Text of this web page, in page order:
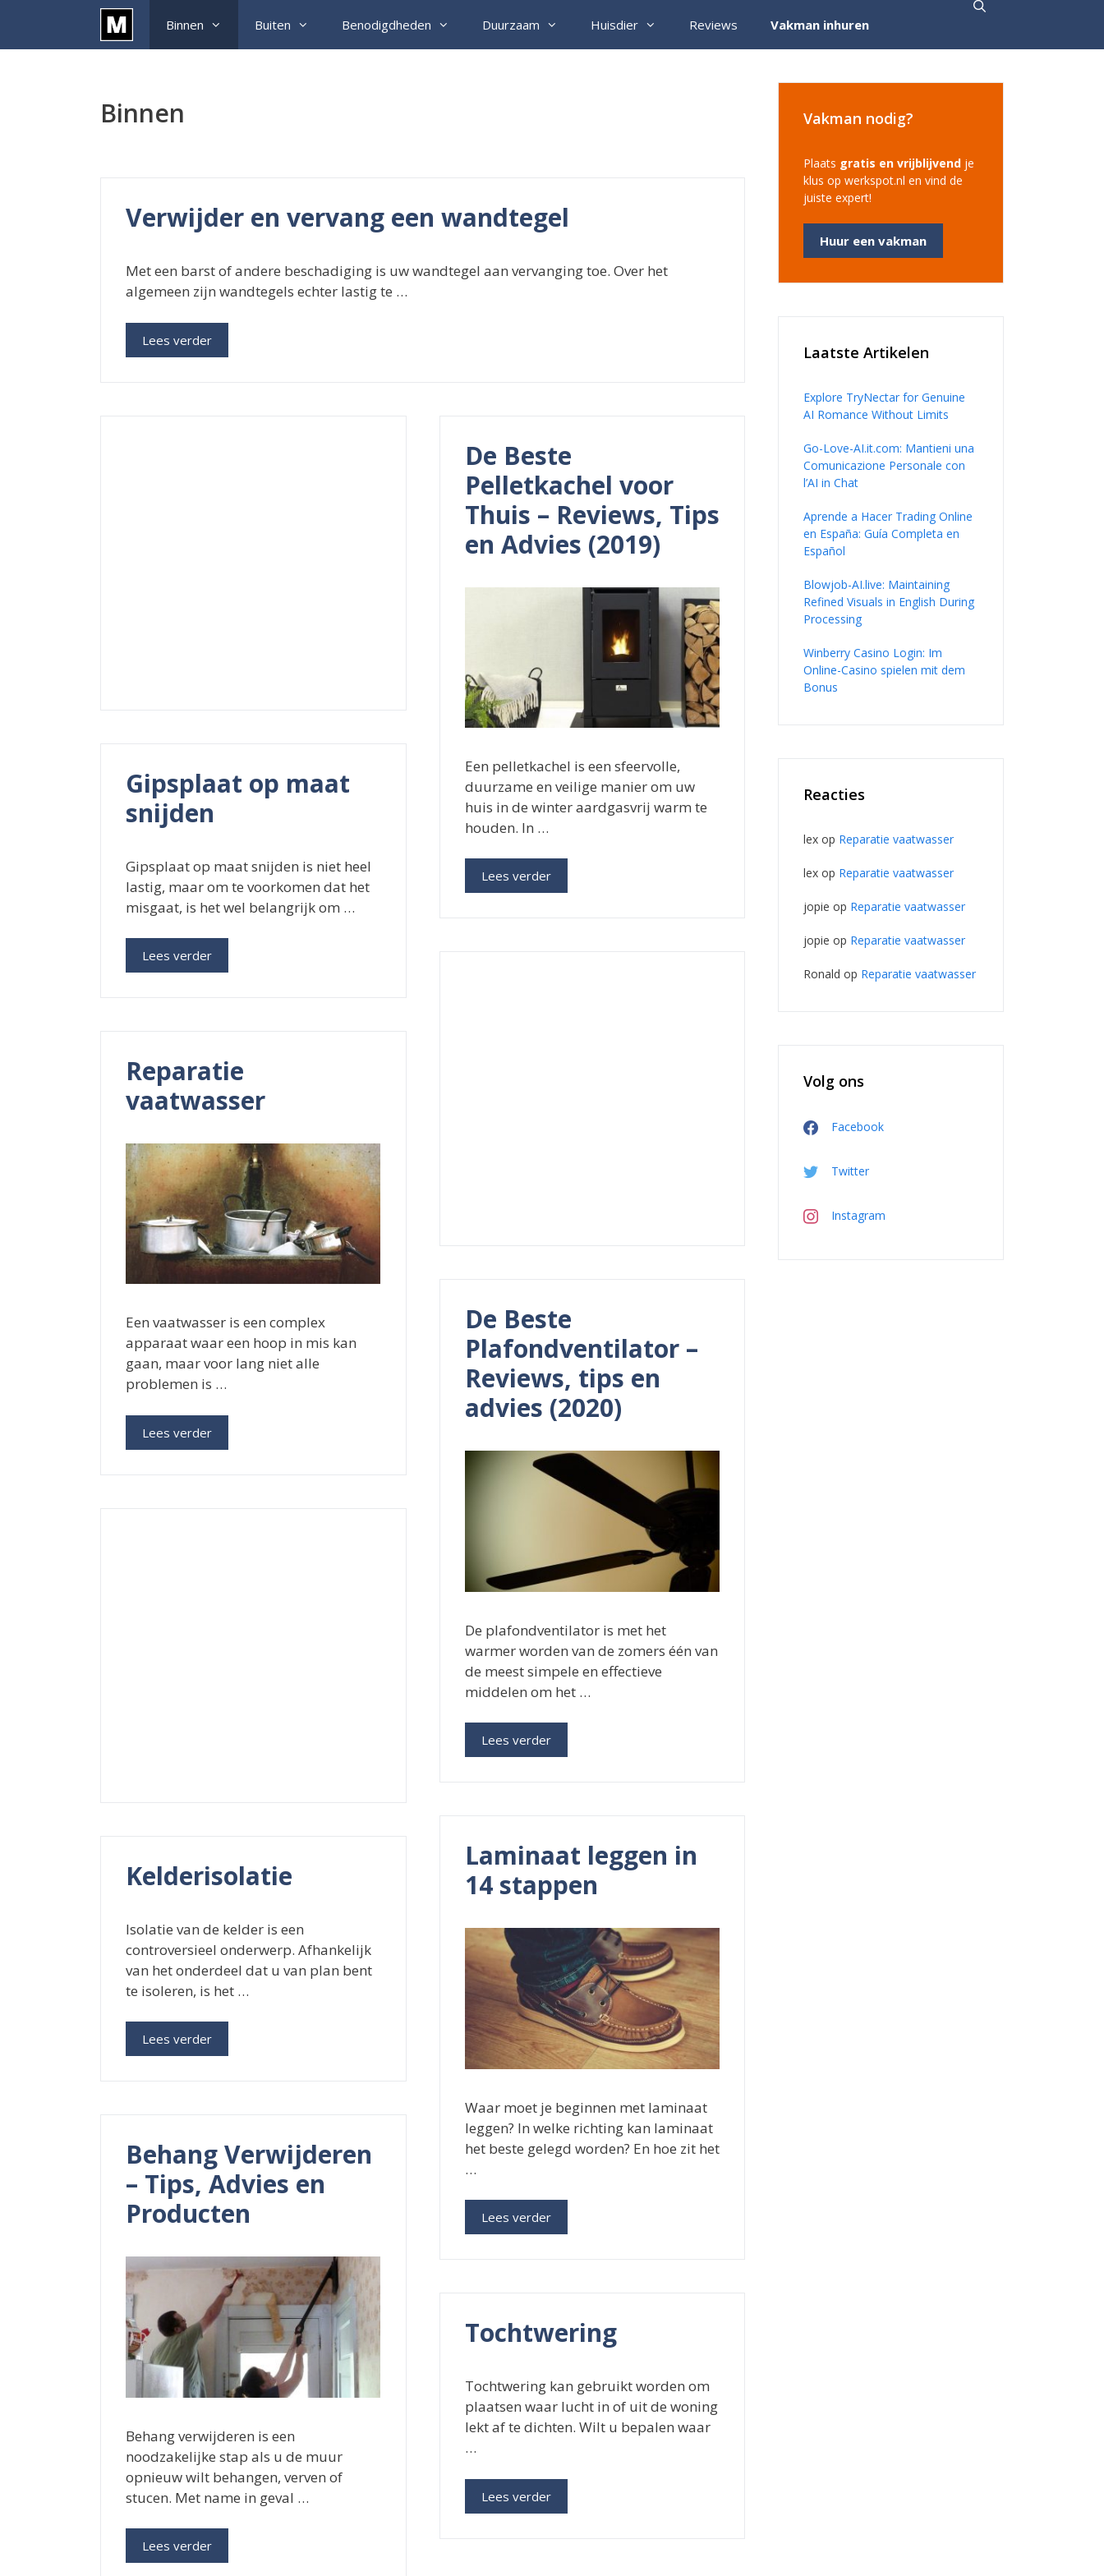
de
Binnen Buiten Benodigdheden Duurzaam Huisdier Reviews Vakman inhuren
Binnen
Verwijder en vervang een wandtegel
Met een barst of andere beschadiging is uw wandtegel aan vervanging toe. Over het
algemeen zijn wandtegels echter lastig te …
Lees verder
De Beste
Pelletkachel voor
Thuis – Reviews, Tips
en Advies (2019)
Een pelletkachel is een sfeervolle,
duurzame en veilige manier om uw
huis in de winter aardgasvrij warm te
houden. In …
Lees verder
Gipsplaat op maat
snijden
Gipsplaat op maat snijden is niet heel
lastig, maar om te voorkomen dat het
misgaat, is het wel belangrijk om …
Lees verder
Reparatie
vaatwasser
Een vaatwasser is een complex
apparaat waar een hoop in mis kan
gaan, maar voor lang niet alle
problemen is …
Lees verder
De Beste
Plafondventilator –
Reviews, tips en
advies (2020)
De plafondventilator is met het
warmer worden van de zomers één van
de meest simpele en effectieve
middelen om het …
Lees verder
Laminaat leggen in
14 stappen
Waar moet je beginnen met laminaat
leggen? In welke richting kan laminaat
het beste gelegd worden? En hoe zit het
…
Lees verder
Kelderisolatie
Isolatie van de kelder is een
controversieel onderwerp. Afhankelijk
van het onderdeel dat u van plan bent
te isoleren, is het …
Lees verder
Behang Verwijderen
– Tips, Advies en
Producten
Behang verwijderen is een
noodzakelijke stap als u de muur
opnieuw wilt behangen, verven of
stucen. Met name in geval …
Lees verder
Tochtwering
Tochtwering kan gebruikt worden om
plaatsen waar lucht in of uit de woning
lekt af te dichten. Wilt u bepalen waar
…
Lees verder
Vakman nodig?
Plaats gratis en vrijblijvend je
klus op werkspot.nl en vind de
juiste expert!
Huur een vakman
Laatste Artikelen
Explore TryNectar for Genuine
AI Romance Without Limits
Go-Love-AI.it.com: Mantieni una
Comunicazione Personale con
l’AI in Chat
Aprende a Hacer Trading Online
en España: Guía Completa en
Español
Blowjob-AI.live: Maintaining
Refined Visuals in English During
Processing
Winberry Casino Login: Im
Online-Casino spielen mit dem
Bonus
Reacties
lex op Reparatie vaatwasser
lex op Reparatie vaatwasser
jopie op Reparatie vaatwasser
jopie op Reparatie vaatwasser
Ronald op Reparatie vaatwasser
Volg ons
Facebook
Twitter
Instagram